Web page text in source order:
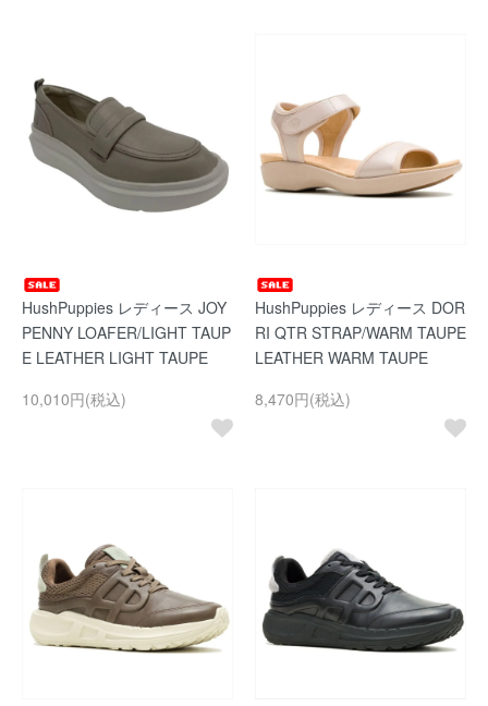
HushPuppies レディース JOY
PENNY LOAFER/LIGHT TAUP
E LEATHER LIGHT TAUPE
10,010円(税込)
HushPuppies レディース DOR
RI QTR STRAP/WARM TAUPE
LEATHER WARM TAUPE
8,470円(税込)